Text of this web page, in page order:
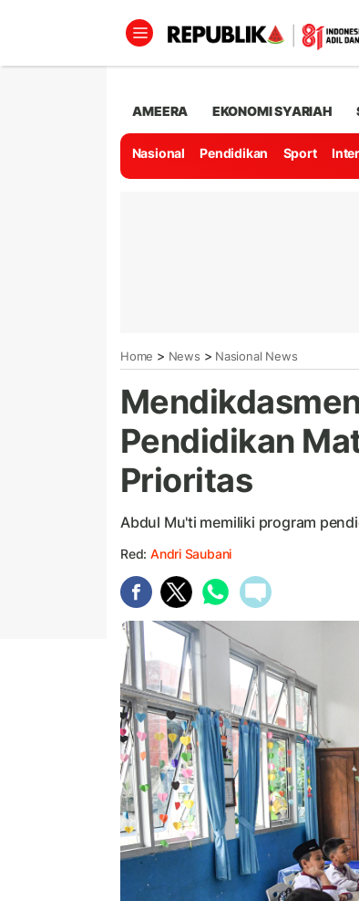
AMEERA EKONOMI SYARIAH
Nasional Pendidikan Sport
Home > News > Nasional News
Pendidikan
Prioritas
Abdul Mu'ti memiliki program
Red: Andri Saubani